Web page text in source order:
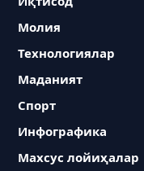
Молия
Технологиялар
Маданият
Спорт
Инфографика
Махсус лойиҳалар